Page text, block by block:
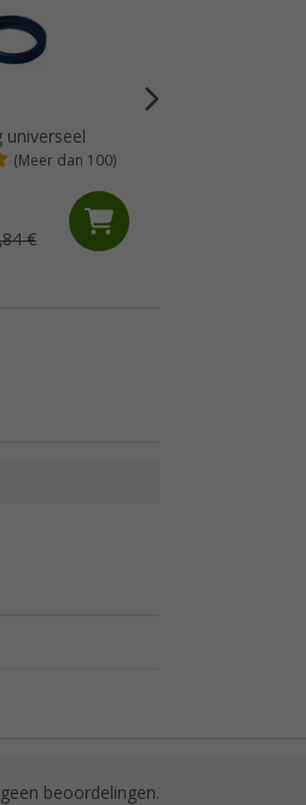
universeel
(Meer dan 100)
€
beoordelingen.